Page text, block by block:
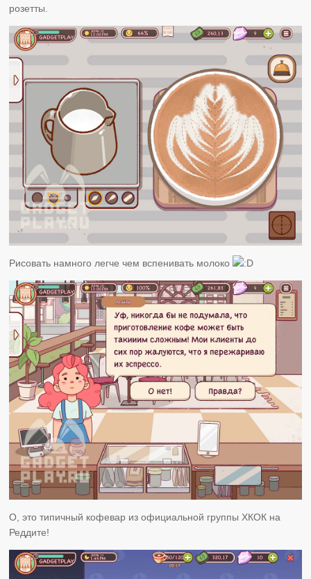
розетты.
Рисовать намного легче чем вспенивать молоко
О, это типичный кофевар из официальной группы ХКОК на
Реддите!